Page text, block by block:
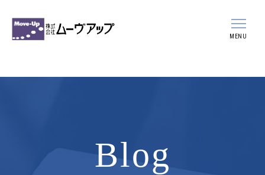
スタッフ紹介
MENU
Blog